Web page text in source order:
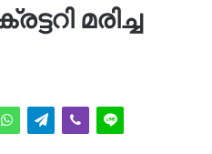
മരിച്ച